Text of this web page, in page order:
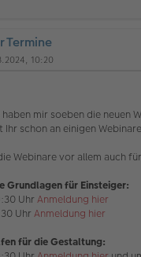
Termine
10:20
mir soeben die neuen
Ihr schon an einigen
Webinare vor allem auch
Grundlagen für Einsteiger:
Uhr Anmeldung hier
Uhr Anmeldung hier
für die Gestaltung: